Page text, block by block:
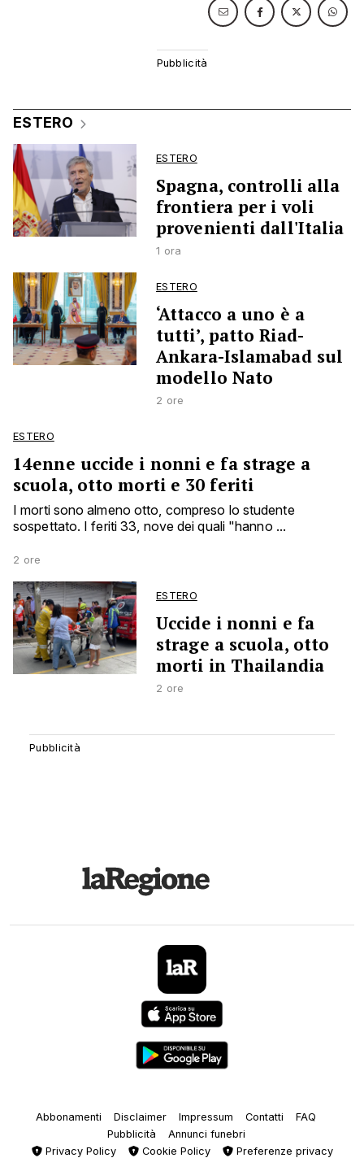
ESTERO
ESTERO
Spagna, controlli alla
frontiera per i voli
provenienti dall'Italia
1 ora
ESTERO
‘Attacco a uno è a
tutti’, patto Riad-
Ankara-Islamabad sul
modello Nato
2 ore
ESTERO
14enne uccide i nonni e fa strage a
scuola, otto morti e 30 feriti
I morti sono almeno otto, compreso lo studente
sospettato. I feriti 33, nove dei quali "hanno ...
2 ore
ESTERO
Uccide i nonni e fa
strage a scuola, otto
morti in Thailandia
2 ore
Abbonamenti Disclaimer Impressum Contatti
FAQ
Pubblicità
Annunci funebri
Privacy Policy
Cookie Policy Preferenze privacy